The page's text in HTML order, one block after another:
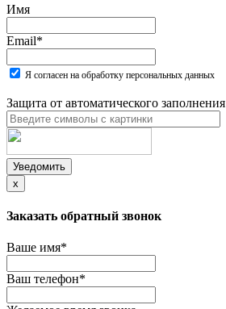
Имя
Email*
Я согласен на обработку персональных данных
Защита от автоматического заполнения
Уведомить
x
Заказать обратный звонок
Ваше имя*
Ваш телефон*